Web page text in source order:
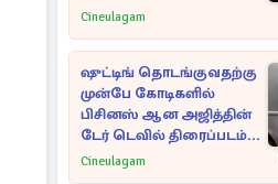
Cineulagam
ஷுட்டிங் தொடங்குவதற்கு
முன்பே கோடிகளில்
பிசினஸ் ஆன அஜித்தின்
டேர் டெவில் திரைப்படம்...
Cineulagam